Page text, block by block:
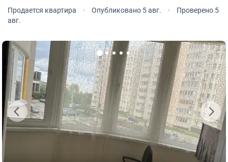
Ключи! Быстрый показ Отличная локация.
Продается квартира · Опубликовано 5 авг. ·
Проверено 5
авг.